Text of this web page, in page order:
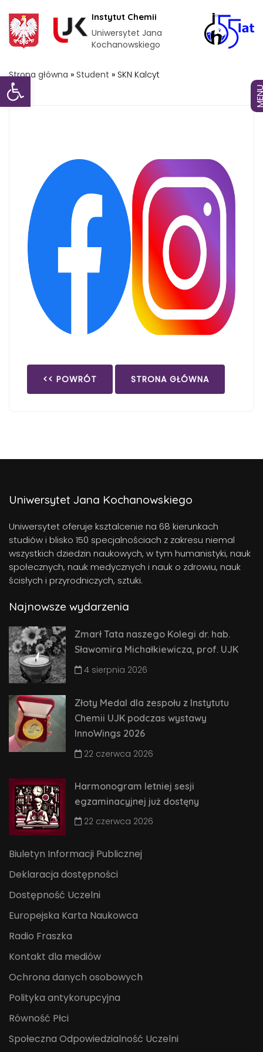
Otwórz pasek narzędzi
Instytut Chemii
Uniwersytet Jana
Kochanowskiego
Strona główna » Student » SKN Kalcyt
<< POWRÓT STRONA GŁÓWNA
Uniwersytet Jana Kochanowskiego
Uniwersytet oferuje ksztalcenie na 68 kierunkach
studiów i blisko 150 specjalnościach z zakresu niemal
wszystkich dziedzin naukowych, w tym humanistyki, nauk
społecznych, nauk medycznych i nauk o zdrowiu, nauk
ścisłych i przyrodniczych, sztuki.
Najnowsze wydarzenia
Zmarł Tata naszego Kolegi dr. hab.
Sławomira Michałkiewicza, prof. UJK
4 sierpnia 2026
Złoty Medal dla zespołu z Instytutu
Chemii UJK podczas wystawy
InnoWings 2026
22 czerwca 2026
Harmonogram letniej sesji
egzaminacyjnej już dostęny
22 czerwca 2026
Biuletyn Informacji Publicznej
Deklaracja dostępności
Dostępność Uczelni
Europejska Karta Naukowca
Radio Fraszka
Kontakt dla mediów
Ochrona danych osobowych
Polityka antykorupcyjna
Równość Płci
Społeczna Odpowiedzialność Uczelni